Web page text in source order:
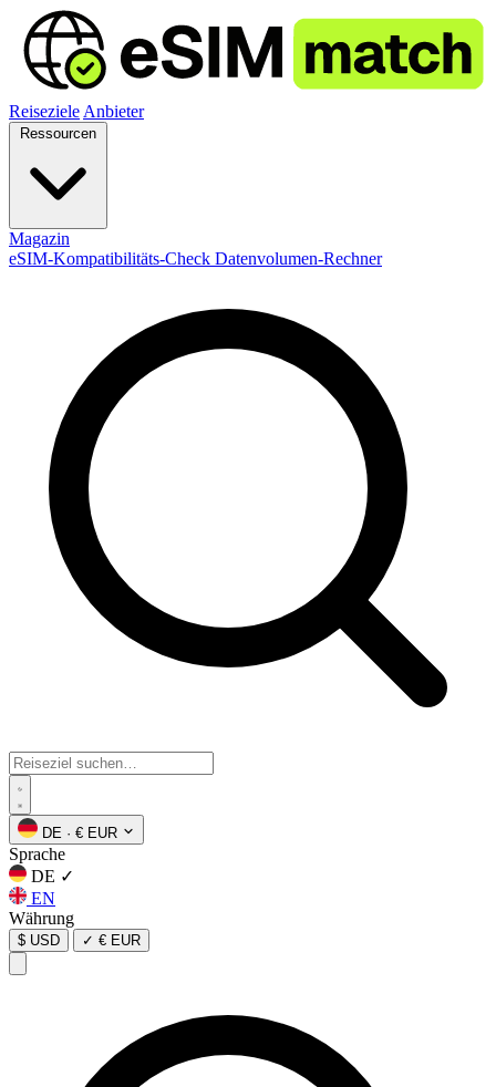
Reiseziele Anbieter
Magazin
eSIM-Kompatibilitäts-Check Datenvolumen-Rechner
DE · € EUR
Sprache
DE ✓
EN
Währung
$ USD ✓ € EUR